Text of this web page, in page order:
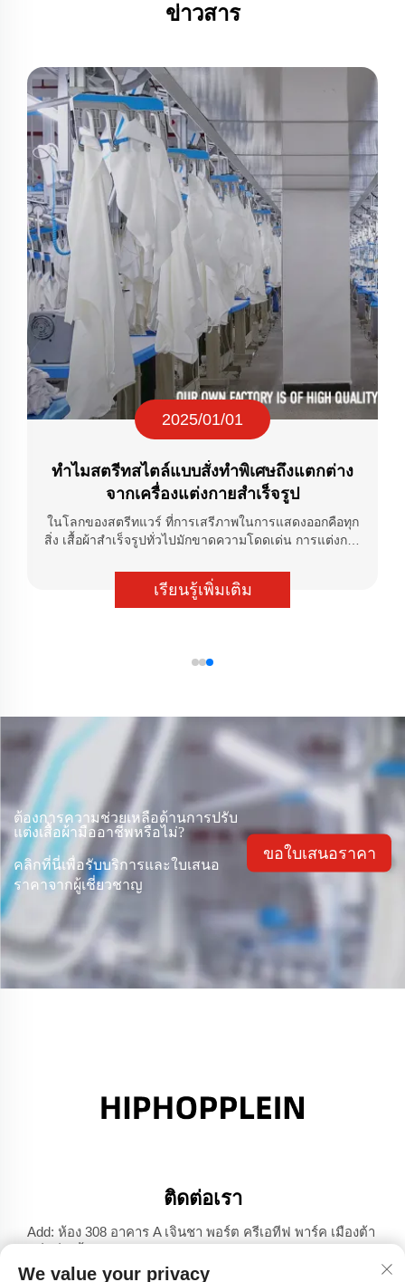
ข่าวสาร
2025/01/01
ทำไมสตรีทสไตล์แบบสั่งทำพิเศษถึงแตกต่าง
จากเครื่องแต่งกายสำเร็จรูป
ในโลกของสตรีทแวร์ ที่การเสรีภาพในการแสดงออกคือทุก
สิ่ง เสื้อผ้าสำเร็จรูปทั่วไปมักขาดความโดดเด่น การแต่งกาย
เรียนรู้เพิ่มเติม
ต้องการความช่วยเหลือด้านการปรับ
แต่งเสื้อผ้ามืออาชีพหรือไม่?
คลิกที่นี่เพื่อรับบริการและใบเสนอ
ราคาจากผู้เชี่ยวชาญ
ขอใบเสนอราคา
ติดต่อเรา
Add: ห้อง 308 อาคาร A เจินชา พอร์ต ครีเอทีฟ พาร์ค เมืองต้า
โทร:+86-17304049586
We value your privacy